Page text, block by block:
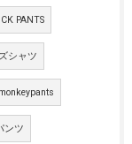
PANTS
シャツ
monkeypants
ンツ